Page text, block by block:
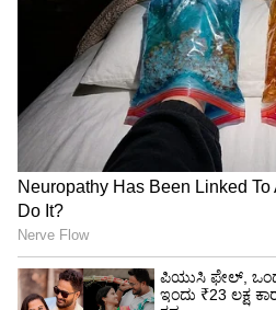
ಬುಧವಾರ ಗಣೇಶನಿಗೆ ಪ್ರಿಯ,
ಇವುಗಳನ್ನು ಅರ್ಪಿಸಿ..!